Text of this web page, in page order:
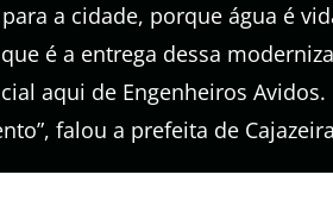
a cidade, porque água é
é a entrega dessa
aqui de Engenheiros
falou a prefeita de